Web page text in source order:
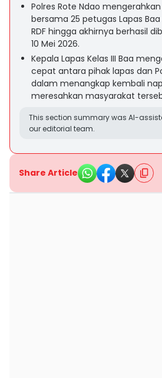
Polres Rote Ndao
bersama 25 petugas Lapas
RDF hingga akhirnya berhasil
10 Mei 2026.
Kepala Lapas Kelas III Baa
cepat antara pihak lapas dan
dalam menangkap kembali
meresahkan masyarakat
This section summary was AI-
our editorial team.
Share Article